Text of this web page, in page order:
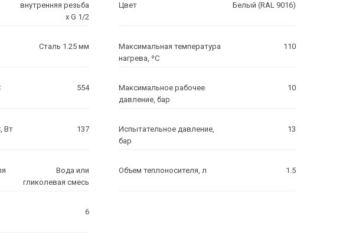
внутренняя резьба
х G 1/2
Сталь 1.25 мм
554
Вт 137
Вода или
гликолевая смесь
6
Цвет Белый (RAL 9016)
Максимальная температура
нагрева, ºC
110
Максимальное рабочее
давление, бар
10
Испытательное давление,
бар
13
Объем теплоносителя, л 1.5